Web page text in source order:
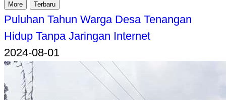
More Terbaru
Puluhan Tahun Warga Desa Tenangan
Hidup Tanpa Jaringan Internet
2024-08-01